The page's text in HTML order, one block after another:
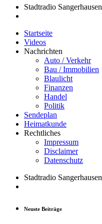
Stadtradio Sangerhausen
Startseite
Videos
Nachrichten
Auto / Verkehr
Bau / Immobilien
Blaulicht
Finanzen
Handel
Politik
Sendeplan
Heimatkunde
Rechtliches
Impressum
Disclaimer
Datenschutz
Stadtradio Sangerhausen
Neuste Beiträge